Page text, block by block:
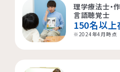
理学療法士・
言語聴覚士
150名以上
※2024年4月時点